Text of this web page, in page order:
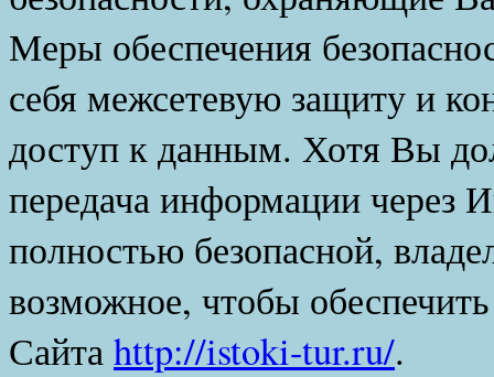
Меры обеспечения
себя межсетевую защиту и
доступ к данным. Хотя Вы
передача информации через
полностью безопасной,
возможное, чтобы
Сайтаhttp://istoki-tur.ru/.